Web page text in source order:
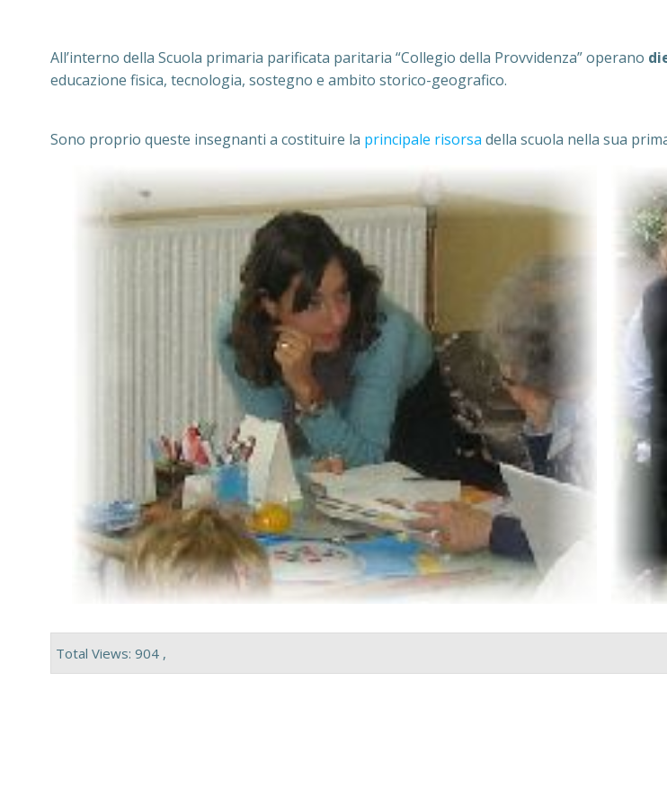
All’interno della Scuola primaria parificata paritaria “Collegio della Provvidenza” operano
educazione fisica, tecnologia, sostegno e ambito storico-geografico.
Sono proprio queste insegnanti a costituire la principale risorsa della scuola nella sua
Total Views: 904 ,